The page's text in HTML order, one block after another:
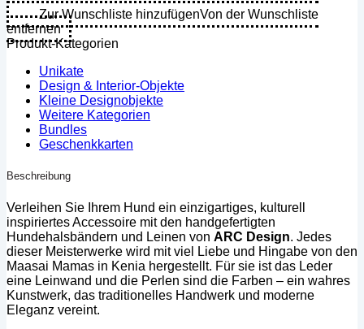
Sundowner
Menge
Zur Wunschliste hinzufügenVon der Wunschliste
entfernen
Produkt-Kategorien
Unikate
Design & Interior-Objekte
Kleine Designobjekte
Weitere Kategorien
Bundles
Geschenkkarten
Beschreibung
Verleihen Sie Ihrem Hund ein einzigartiges, kulturell
inspiriertes Accessoire mit den handgefertigten
Hundehalsbändern und Leinen von ARC Design. Jedes
dieser Meisterwerke wird mit viel Liebe und Hingabe von den
Maasai Mamas in Kenia hergestellt. Für sie ist das Leder
eine Leinwand und die Perlen sind die Farben – ein wahres
Kunstwerk, das traditionelles Handwerk und moderne
Eleganz vereint.